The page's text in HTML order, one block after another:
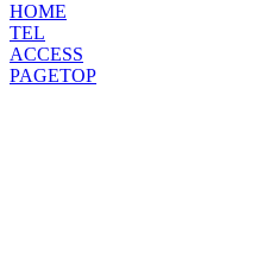
HOME
TEL
ACCESS
PAGETOP